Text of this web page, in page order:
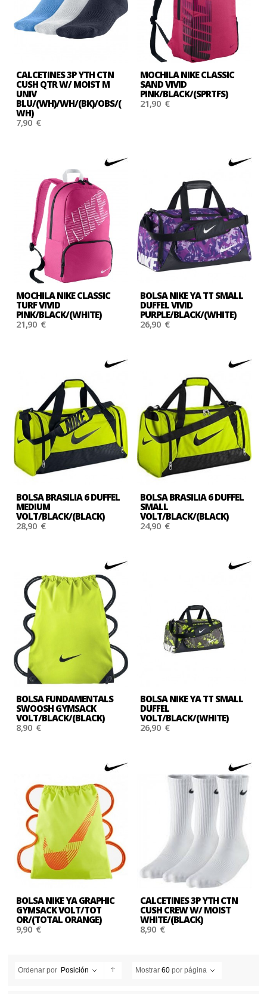
CALCETINES 3P YTH CTN
CUSH QTR W/ MOIST M
UNIV
BLU/(WH)/WH/(BK)/OBS/(
WH)
7,90 €
MOCHILA NIKE CLASSIC
SAND VIVID
PINK/BLACK/(SPRTFS)
21,90 €
MOCHILA NIKE CLASSIC
TURF VIVID
PINK/BLACK/(WHITE)
21,90 €
BOLSA NIKE YA TT SMALL
DUFFEL VIVID
PURPLE/BLACK/(WHITE)
26,90 €
BOLSA BRASILIA 6 DUFFEL
MEDIUM
VOLT/BLACK/(BLACK)
28,90 €
BOLSA BRASILIA 6 DUFFEL
SMALL
VOLT/BLACK/(BLACK)
24,90 €
BOLSA FUNDAMENTALS
SWOOSH GYMSACK
VOLT/BLACK/(BLACK)
8,90 €
BOLSA NIKE YA TT SMALL
DUFFEL
VOLT/BLACK/(WHITE)
26,90 €
BOLSA NIKE YA GRAPHIC
GYMSACK VOLT/TOT
OR/(TOTAL ORANGE)
9,90 €
CALCETINES 3P YTH CTN
CUSH CREW W/ MOIST
WHITE/(BLACK)
8,90 €
Ordenar por Posición Mostrar 60 por página